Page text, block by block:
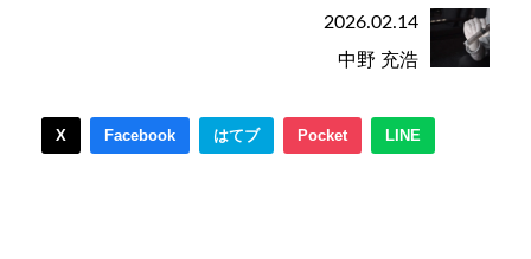
2026.02.14
中野 充浩
X Facebook はてブ Pocket LINE